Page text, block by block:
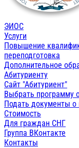
ЭИОС
Услуги
Повышение
переподготовка
Дополнительное
Абитуриенту
Сайт "Абитуриент"
Выбрать программу
Подать документы о
Стоимость
Для граждан СНГ
Группа ВКонтакте
Контакты